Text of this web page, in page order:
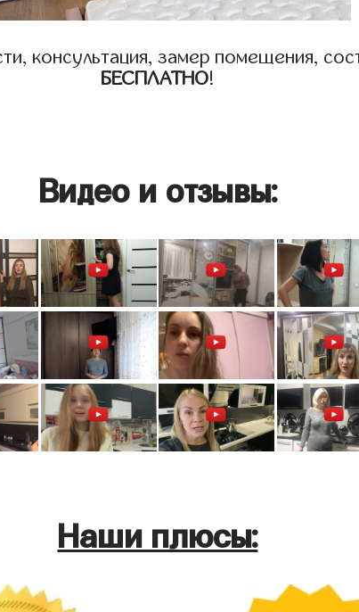
консультация, замер помещения,
БЕСПЛАТНО!
Видео и отзывы:
Наши плюсы: